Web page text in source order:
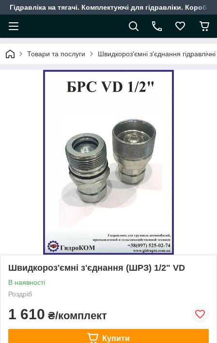
Гідравліка на тягачі. Комплектуючі для гідравліки.
Товари та послуги Швидкороз'ємні з'єднання гідравлічні
Швидкороз'ємні з'єднання (ШРЗ) 1/2" VD
В наявності
Роздріб
1 610 ₴/комплект
Купити